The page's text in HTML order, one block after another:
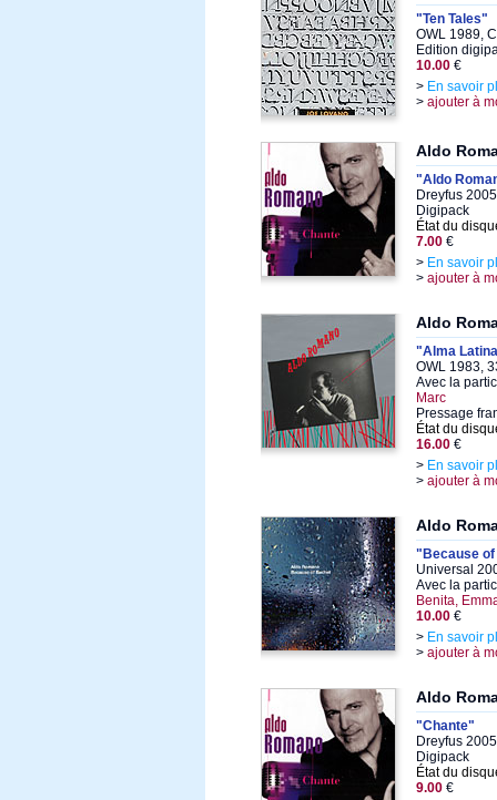
"Ten Tales"
OWL 1989,
Edition
10.00 €
> En savoir
> ajouter à
Aldo
"Aldo
Dreyfus
Digipack
État du
7.00 €
> En savoir
> ajouter à
Aldo
"Alma
OWL 1983,
Avec la
Marc
Pressage
État du
16.00 €
> En savoir
> ajouter à
Aldo
"Because
Universal
Avec la
Benita,
10.00 €
> En savoir
> ajouter à
Aldo
"Chante"
Dreyfus
Digipack
État du
9.00 €